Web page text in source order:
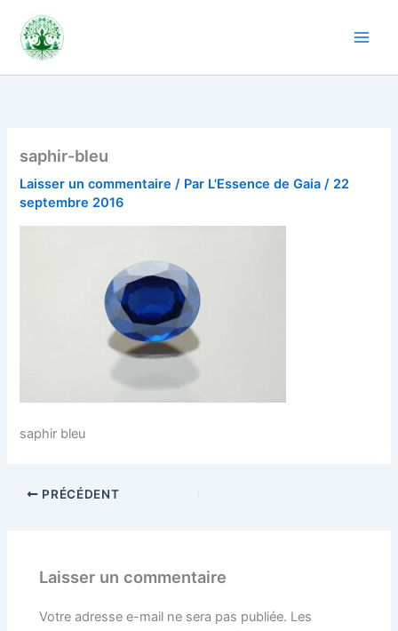
contenu
saphir-bleu
Laisser un commentaire / Par L'Essence de Gaia/ 22
septembre 2016
saphir bleu
PRÉCÉDENT
Laisser un commentaire
Votre adresse e-mail ne sera pas publiée. Les